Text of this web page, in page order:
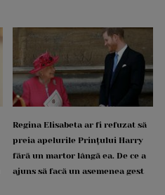
Regina Elisabeta ar fi refuzat să
preia apelurile Prințului Harry
fără un martor lângă ea. De ce a
ajuns să facă un asemenea gest